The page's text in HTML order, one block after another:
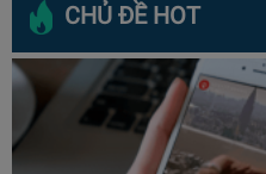
CHỦ ĐỀ HOT